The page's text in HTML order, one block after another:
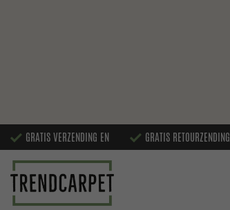
GRATIS VERZENDING EN GRATIS RETOURZENDING